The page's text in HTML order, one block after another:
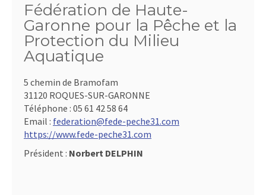
Fédération de Haute-
Garonne pour la Pêche et la
Protection du Milieu
Aquatique
5 chemin de Bramofam
31120 ROQUES-SUR-GARONNE
Téléphone : 05 61 42 58 64
Email : federation@fede-peche31.com
https://www.fede-peche31.com
Président : Norbert DELPHIN